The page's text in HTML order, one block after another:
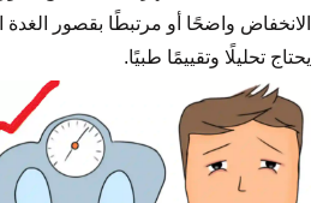
الانخفاض واضحًا أو مرتبطًا بقصور
يحتاج تحليلًا وتقييمًا طبيًا.